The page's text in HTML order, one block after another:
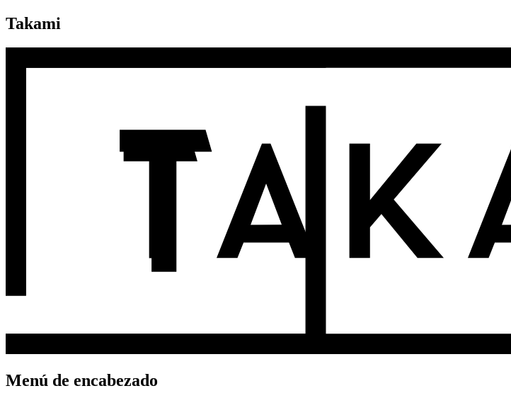
Takami
Menú de encabezado